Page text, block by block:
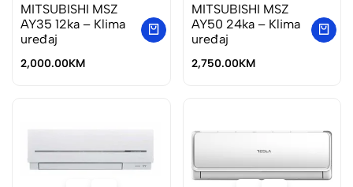
MITSUBISHI MSZ
AY35 12ka – Klima
uređaj
2,000.00KM
MITSUBISHI MSZ
AY50 24ka – Klima
uređaj
2,750.00KM